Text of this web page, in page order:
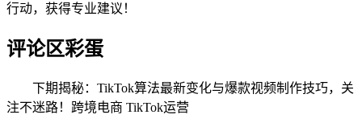
行动，获得专业建议！
评论区彩蛋
下期揭秘：TikTok算法最新变化与爆款视频制作技巧，关
注不迷路！跨境电商 TikTok运营